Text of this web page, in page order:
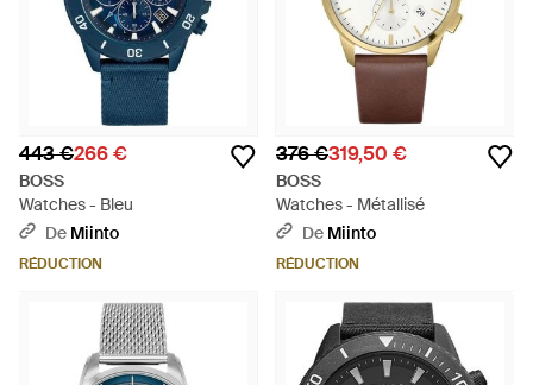
443 €266 €
BOSS
Watches - Bleu
De Miinto
RÉDUCTION
376 €319,50 €
BOSS
Watches - Métallisé
De Miinto
RÉDUCTION